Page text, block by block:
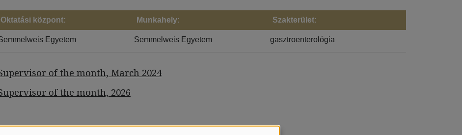
Oktatási központ:
Egyetem
Munkahely:
Semmelweis Egyetem
Szakterület:
gasztroenterológia
of the month, March 2024
of the month, 2026